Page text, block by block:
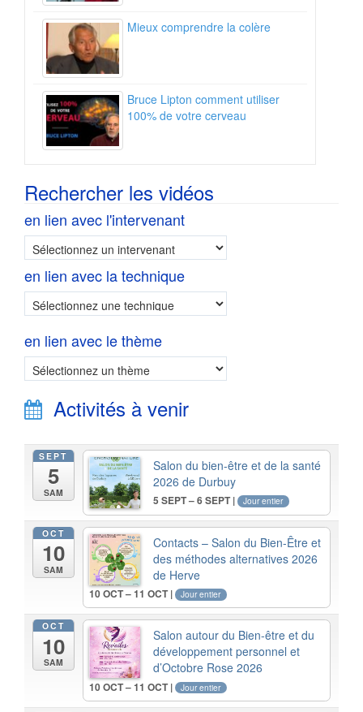
Mieux comprendre la colère
Bruce Lipton comment utiliser
100% de votre cerveau
Rechercher les vidéos
en lien avec l'intervenant
en lien avec la technique
en lien avec le thème
Activités à venir
SEPT
5
SAM
Salon du bien-être et de la santé
2026 de Durbuy
5 SEPT – 6 SEPT | Jour entier
OCT
10
SAM
Contacts – Salon du Bien-Être et
des méthodes alternatives 2026
de Herve
10 OCT – 11 OCT | Jour entier
OCT
10
SAM
Salon autour du Bien-être et du
développement personnel et
d’Octobre Rose 2026
10 OCT – 11 OCT | Jour entier